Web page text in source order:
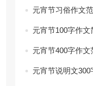
元宵节习俗作文
元宵节100字作文
元宵节400字作文
元宵节说明文300